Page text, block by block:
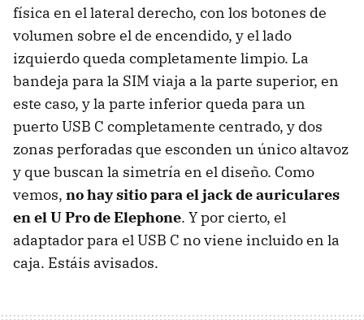
física en el lateral derecho, con los botones de
volumen sobre el de encendido, y el lado
izquierdo queda completamente limpio. La
bandeja para la SIM viaja a la parte superior, en
este caso, y la parte inferior queda para un
puerto USB C completamente centrado, y dos
zonas perforadas que esconden un único altavoz
y que buscan la simetría en el diseño. Como
vemos, no hay sitio para el jack de auriculares
en el U Pro de Elephone. Y por cierto, el
adaptador para el USB C no viene incluido en la
caja. Estáis avisados.